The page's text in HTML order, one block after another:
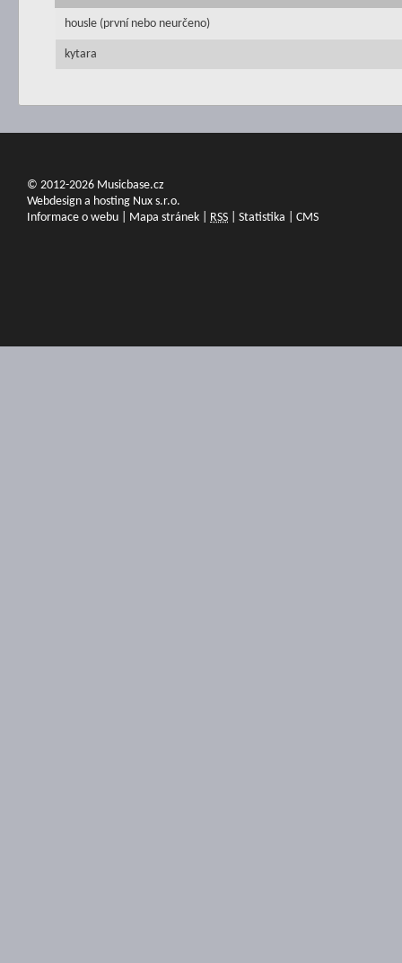
housle (první nebo neurčeno)
kytara
© 2012-2026 Musicbase.cz
Webdesign a hosting Nux s.r.o.
Informace o webu
Mapa stránek RSS Statistika CMS